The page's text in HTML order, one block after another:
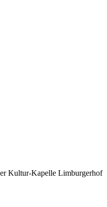
Kultur-Kapelle Limburgerhof